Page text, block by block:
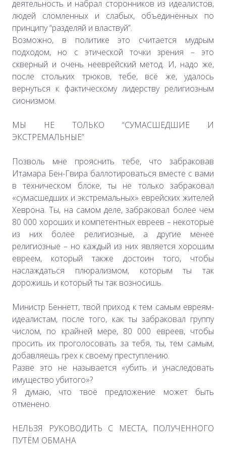
деятельность и набрал сторонников из идеалистов,
людей сломленных и слабых, объединённых по
принципу “разделяй и властвуй”.
Возможно, в политике это считается мудрым
подходом, но с этической точки зрения – это
скверный и очень нееврейский метод. И, надо же,
после стольких трюков, тебе, всё же, удалось
вернуться к фактическому лидерству религиозным
сионизмом.
МЫ НЕ ТОЛЬКО “СУМАСШЕДШИЕ И
ЭКСТРЕМАЛЬНЫЕ”
Позволь мне прояснить тебе, что забраковав
Итамара Бен-Гвира баллотироваться вместе с вами
в техническом блоке, ты не только забраковал
«сумасшедших и экстремальных» еврейских жителей
Хеврона. Ты, на самом деле, забраковал более чем
80 000 хороших и компетентных евреев – некоторые
из них более религиозные, а другие менее
религиозные – но каждый из них является хорошим
евреем, который также достоин того, чтобы
наслаждаться плюрализмом, которым ты так
дорожишь и который ты так возносишь.
Министр Беннетт, твой приход к тем самым евреям-
идеалистам, после того, как ты забраковал группу
числом, по крайней мере, 80 000 евреев, чтобы
просить их проголосовать за тебя, ты, тем самым,
добавляешь грех к своему преступлению.
Разве это не называется «убить и унаследовать
имущество убитого»?
Я думаю, что твоё предложение может быть
отменено.
НЕЛЬЗЯ РУКОВОДИТЬ С МЕСТА, ПОЛУЧЕННОГО
ПУТЁМ ОБМАНА